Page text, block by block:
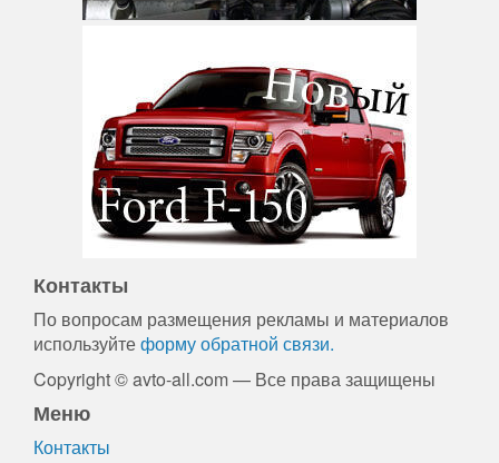
Контакты
По вопросам размещения рекламы и материалов
используйтеформу обратной связи.
Copyright © avto-all.com — Все права защищены
Меню
Контакты